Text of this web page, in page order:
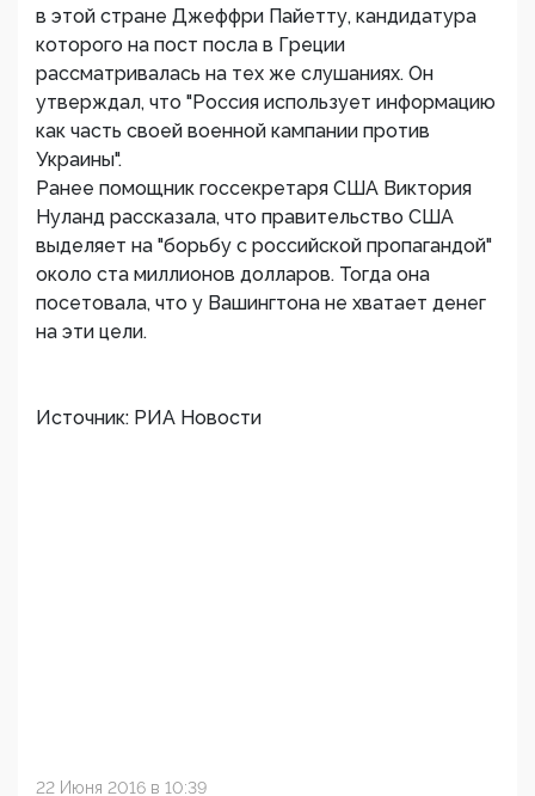
в этой стране Джеффри Пайетту, кандидатура
которого на пост посла в Греции
рассматривалась на тех же слушаниях. Он
утверждал, что "Россия использует информацию
как часть своей военной кампании против
Украины".
Ранее помощник госсекретаря США Виктория
Нуланд рассказала, что правительство США
выделяет на "борьбу с российской пропагандой"
около ста миллионов долларов. Тогда она
посетовала, что у Вашингтона не хватает денег
на эти цели.
Источник: РИА Новости
22 Июня 2016 в 10:39